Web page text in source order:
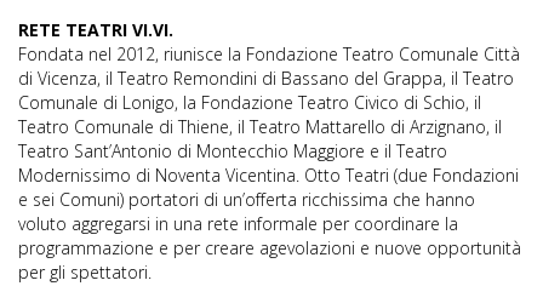
RETE TEATRI VI.VI.
Fondata nel 2012, riunisce la Fondazione Teatro Comunale Città
di Vicenza, il Teatro Remondini di Bassano del Grappa, il Teatro
Comunale di Lonigo, la Fondazione Teatro Civico di Schio, il
Teatro Comunale di Thiene, il Teatro Mattarello di Arzignano, il
Teatro Sant’Antonio di Montecchio Maggiore e il Teatro
Modernissimo di Noventa Vicentina. Otto Teatri (due Fondazioni
e sei Comuni) portatori di un’offerta ricchissima che hanno
voluto aggregarsi in una rete informale per coordinare la
programmazione e per creare agevolazioni e nuove opportunità
per gli spettatori.